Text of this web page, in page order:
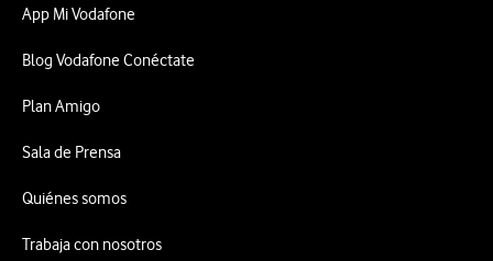
App Mi Vodafone
Blog Vodafone Conéctate
Plan Amigo
Sala de Prensa
Quiénes somos
Trabaja con nosotros